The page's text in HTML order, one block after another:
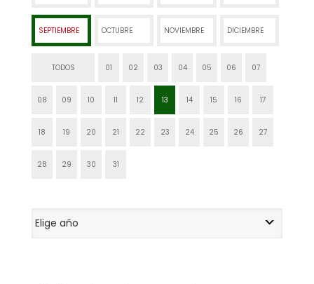
SEPTIEMBRE OCTUBRE NOVIEMBRE DICIEMBRE
TODOS 01 02 03 04 05 06 07
08 09 10 11 12 13 14 15 16 17
18 19 20 21 22 23 24 25 26 27
28 29 30 31